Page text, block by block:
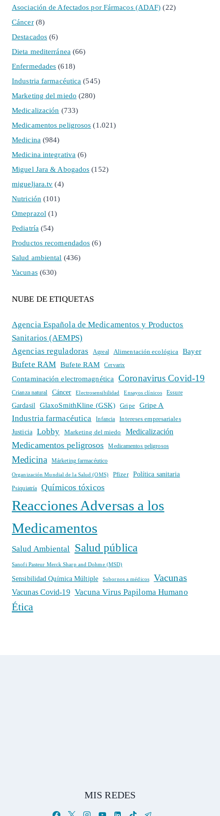
Asociación de Afectados por Fármacos (ADAF) (22)
Cáncer(8)
Destacados (6)
Dieta mediterránea(66)
Enfermedades (618)
Industria farmacéutica (545)
Marketing del miedo (280)
Medicalización (733)
Medicamentos peligrosos (1.021)
Medicina(984)
Medicina integrativa (6)
Miguel Jara & Abogados (152)
migueljara.tv (4)
Nutrición(101)
Omeprazol(1)
Pediatría(54)
Productos recomendados (6)
Salud ambiental (436)
Vacunas(630)
NUBE DE ETIQUETAS
Agencia Española de Medicamentos y Productos
Sanitarios (AEMPS)
Agencias reguladoras
Agreal Alimentación ecológica Bayer
Bufete RAM Bufete RAM Cervarix
Contaminación electromagnética Coronavirus Covid-19
Crianza natural Cáncer Electrosensibilidad Ensayos clínicos Essure
Gardasil GlaxoSmithKline (GSK) Gripe Gripe A
Industria farmacéutica Infancia
Intereses empresariales
Justicia
Lobby Marketing del miedo Medicalización
Medicamentos peligrosos Medicamentos peligrosos
Medicina Márketing farmacéutico
Organización Mundial de la Salud (OMS) Pfizer Política sanitaria
Psiquiatría Químicos tóxicos
Reacciones Adversas a los
Medicamentos
Salud Ambiental Salud pública
Sanofi Pasteur Merck Sharp and Dohme (MSD)
Sensibilidad Química Múltiple Sobornos a médicos Vacunas
Vacunas Covid-19 Vacuna Virus Papiloma Humano
Ética
MIS REDES